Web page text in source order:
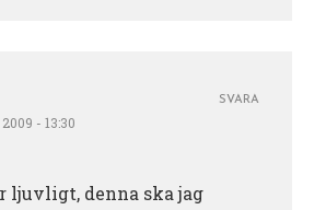
- 13:30
ljuvligt, denna ska jag
SVARA